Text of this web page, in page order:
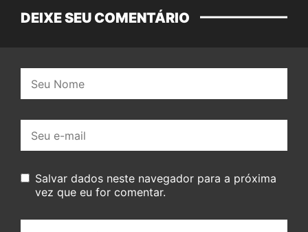
DEIXE SEU COMENTÁRIO
mail:
Salvar dados neste navegador para a próxima
vez que eu for comentar.